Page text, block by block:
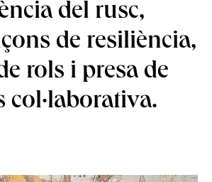
del rusc,
de resiliència,
rols i presa de
col·laborativa.